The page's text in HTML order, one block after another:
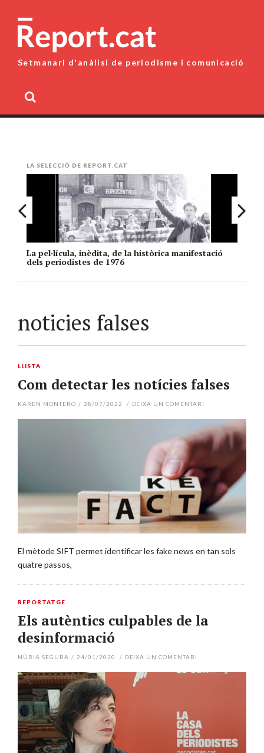
content
Setmanari d'anàlisi de periodisme i comunicació
LA SELECCIÓ DE REPORT.CAT
La pel·lícula, inèdita, de la històrica manifestació
dels periodistes de 1976
noticies falses
LLISTA
Com detectar les notícies falses
KAREN MONTERO / 28/07/2022 / DEIXA UN COMENTARI
El mètode SIFT permet identificar les fake news en tan sols
quatre passos,
REPORTATGE
Els autèntics culpables de la
desinformació
NÚRIA SEGURA / 24/01/2020 / DEIXA UN COMENTARI